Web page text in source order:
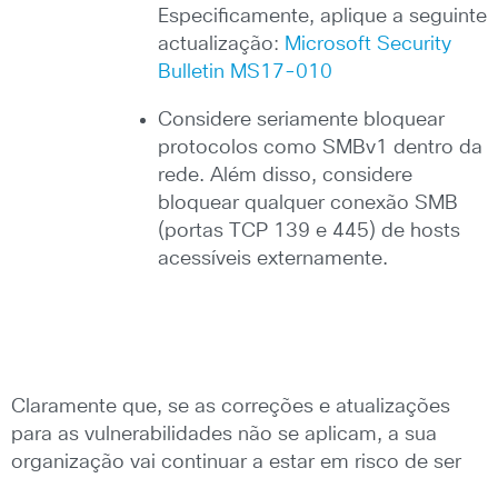
Especificamente, aplique a seguinte
actualização: Microsoft Security
Bulletin MS17-010
Considere seriamente bloquear
protocolos como SMBv1 dentro da
rede. Além disso, considere
bloquear qualquer conexão SMB
(portas TCP 139 e 445) de hosts
acessíveis externamente.
Claramente que, se as correções e atualizações
para as vulnerabilidades não se aplicam, a sua
organização vai continuar a estar em risco de ser